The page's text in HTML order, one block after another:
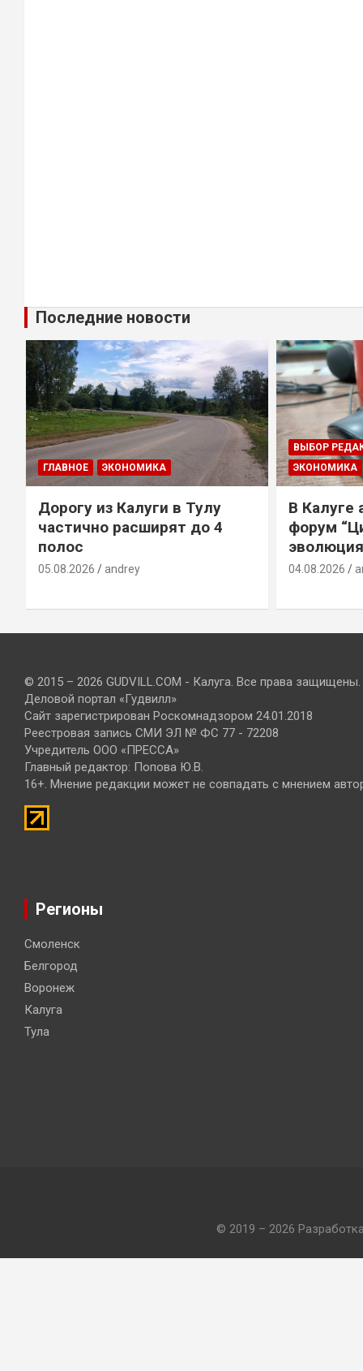
Последние новости
ГЛАВНОЕ ЭКОНОМИКА
Дорогу из Калуги в Тулу
частично расширят до 4
полос
05.08.2026 andrey
ВЫБОР
ЭКОНОМИКА
В Калуге
форум
04.08.2026
© 2015 – 2026 GUDVILL.COM - Калуга. Все права защищены.
Деловой портал «Гудвилл»
Сайт зарегистрирован Роскомнадзором 24.01.2018
Реестровая запись СМИ ЭЛ № ФС 77 - 72208
Учредитель ООО «ПРЕССА»
Главный редактор: Попова Ю.В.
16+. Мнение редакции может не совпадать с мнением
Регионы
Смоленск
Белгород
Воронеж
Калуга
Тула
© 2019 – 2026